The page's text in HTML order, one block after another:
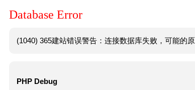
Database Error
(1040) 365建站错误警告：连接数据库失败，可能的
PHP Debug